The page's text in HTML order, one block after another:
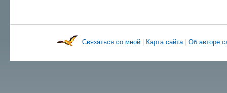
Связаться со мной Карта сайта|Об авторе